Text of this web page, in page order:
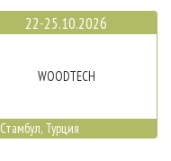
22-25.10.2026
WOODTECH
Стамбул, Турция